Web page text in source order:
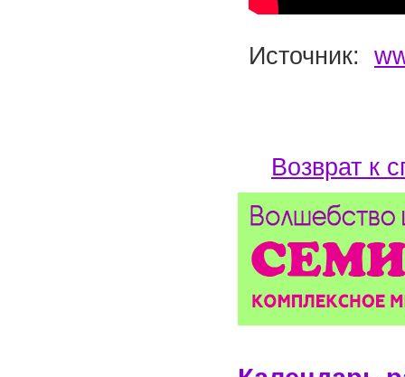
Источник:
Возврат к